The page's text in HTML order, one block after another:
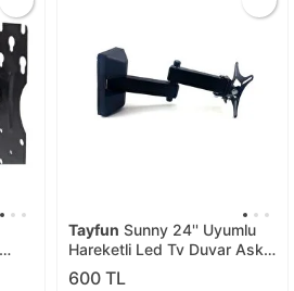
Tayfun Sunny 24'' Uyumlu
Hareketli Led Tv Duvar Askı
Aparatı
600 TL